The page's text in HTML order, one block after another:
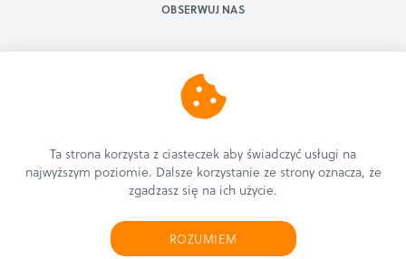
OBSERWUJ NAS
COPYRIGHT © 2019 | RZESZOWSKIE STOWARZYSZENIE ROLKOWE
MATEO.WORKS
Ta strona korzysta z ciasteczek aby świadczyć usługi na
najwyższym poziomie. Dalsze korzystanie ze strony oznacza, że
zgadzasz się na ich użycie.
ROZUMIEM